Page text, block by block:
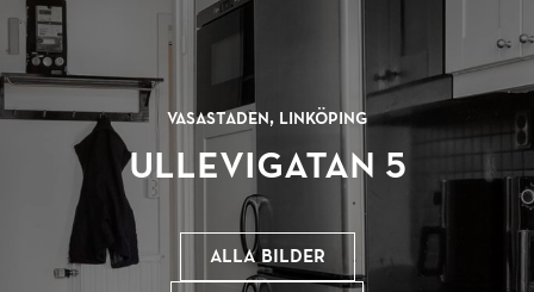
Vasastaden, Linköping
Ullevigatan 5
Alla bilder